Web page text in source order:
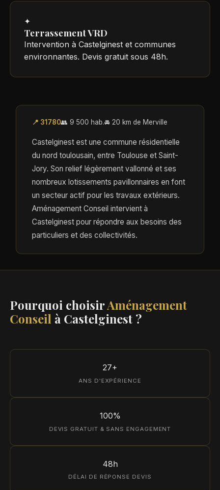
✦
Terrassement VRD
Intervention à Castelginest et communes
environnantes. Devis gratuit sous 48h.
📍 31780👥 9 500 hab.🚘 20 km de Merville
Castelginest est une commune résidentielle
du nord toulousain, entre Toulouse et Saint-
Jory. Son relief légèrement vallonné et ses
nombreux lotissements pavillonnaires en font
un secteur actif pour les travaux extérieurs.
Aménagement Conseil intervient à
Castelginest pour répondre aux besoins des
particuliers et des collectivités.
Pourquoi choisirAménagement
Conseil à Castelginest ?
27+
ANS D'EXPÉRIENCE
100%
DEVIS GRATUIT & SANS ENGAGEMENT
48h
DÉLAI DE RÉPONSE DEVIS